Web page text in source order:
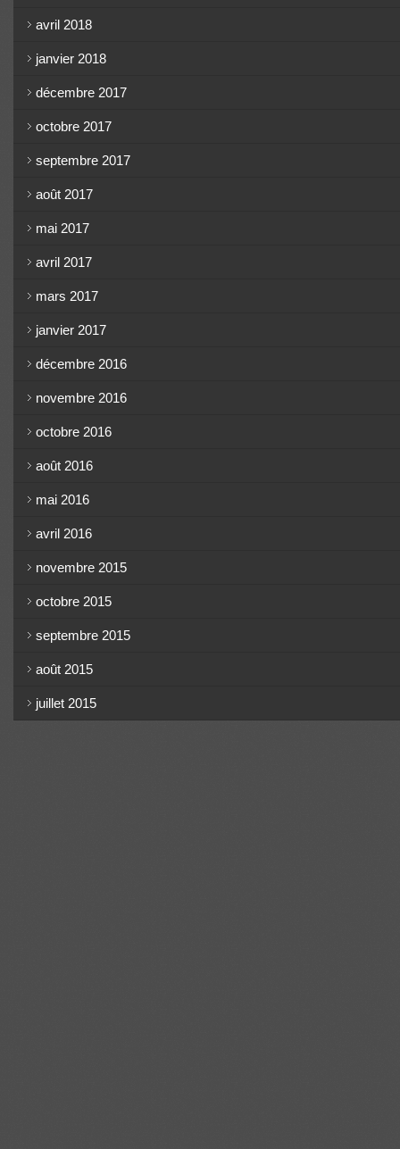
avril 2018
janvier 2018
décembre 2017
octobre 2017
septembre 2017
août 2017
mai 2017
avril 2017
mars 2017
janvier 2017
décembre 2016
novembre 2016
octobre 2016
août 2016
mai 2016
avril 2016
novembre 2015
octobre 2015
septembre 2015
août 2015
juillet 2015